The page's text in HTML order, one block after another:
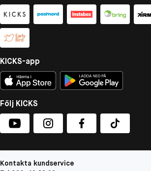
KICKS-app
Följ KICKS
Kontakta kundservice